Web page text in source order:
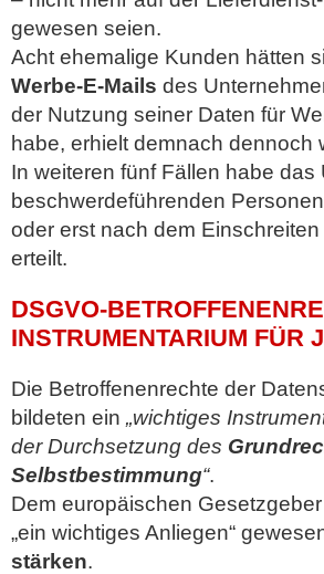
gewesen seien.
Acht ehemalige Kunden hätten
Werbe-E-Mails des
der Nutzung seiner Daten für
habe, erhielt demnach dennoch
In weiteren fünf Fällen habe
beschwerdeführenden
oder erst nach dem
erteilt.
DSGVO-
INSTRUMENTARIUM FÜR
Die Betroffenenrechte der
bildeten ein „wichtiges
der Durchsetzung des
Selbstbestimmung“.
Dem europäischen
„ein wichtiges Anliegen“
stärken.